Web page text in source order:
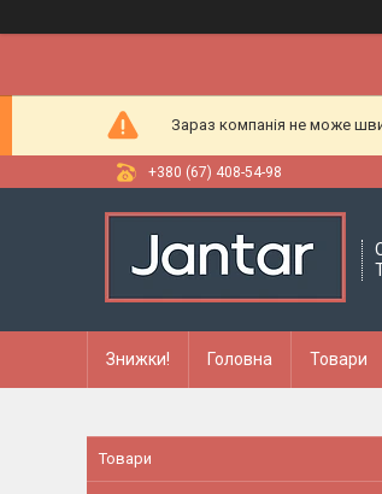
Зараз компанія не може
+380 (67) 408-54-98
Знижки! Головна Товари
Товари